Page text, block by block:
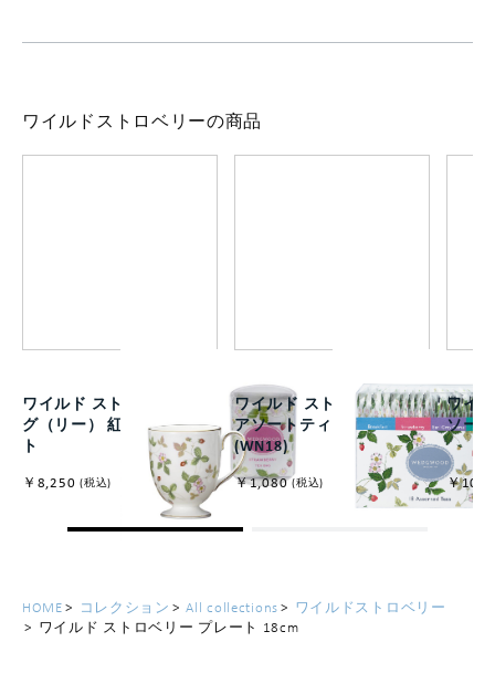
ワイルドストロベリーの商品
ワイルド ストロベリー マ
グ（リー） 紅茶付きセッ
ト
￥8,250 (税込)
ワイルド ストロベリー
アソートティーバッグ
(WN18)
￥1,080 (税込)
ワイ
ソー
￥
HOME コレクション All collections
ワイルドストロベリー
ワイルド ストロベリー プレート 18cm